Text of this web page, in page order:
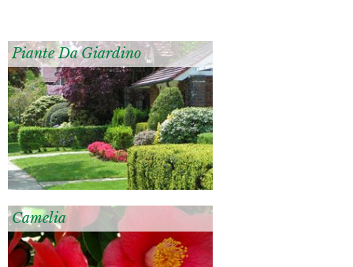
Piante Da Giardino
Camelia